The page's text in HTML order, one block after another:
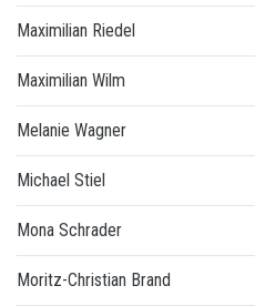
Maximilian Riedel
Maximilian Wilm
Melanie Wagner
Michael Stiel
Mona Schrader
Moritz-Christian Brand